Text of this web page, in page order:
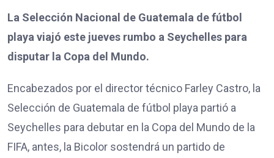
La Selección Nacional de Guatemala de fútbol
playa viajó este jueves rumbo a Seychelles para
disputar la Copa del Mundo.
Encabezados por el director técnico Farley Castro, la
Selección de Guatemala de fútbol playa partió a
Seychelles para debutar en la Copa del Mundo de la
FIFA, antes, la Bicolor sostendrá un partido de